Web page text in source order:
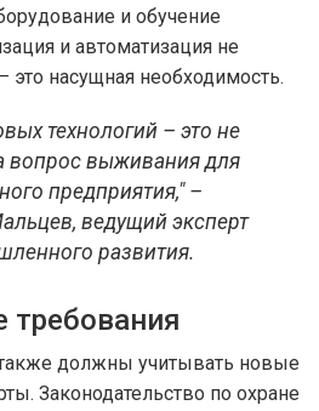
и обучение
и автоматизация не
это насущная необходимость.
технологий – это не
вопрос выживания для
предприятия," –
ведущий эксперт
развития.
требования
должны учитывать новые
Законодательство по охране